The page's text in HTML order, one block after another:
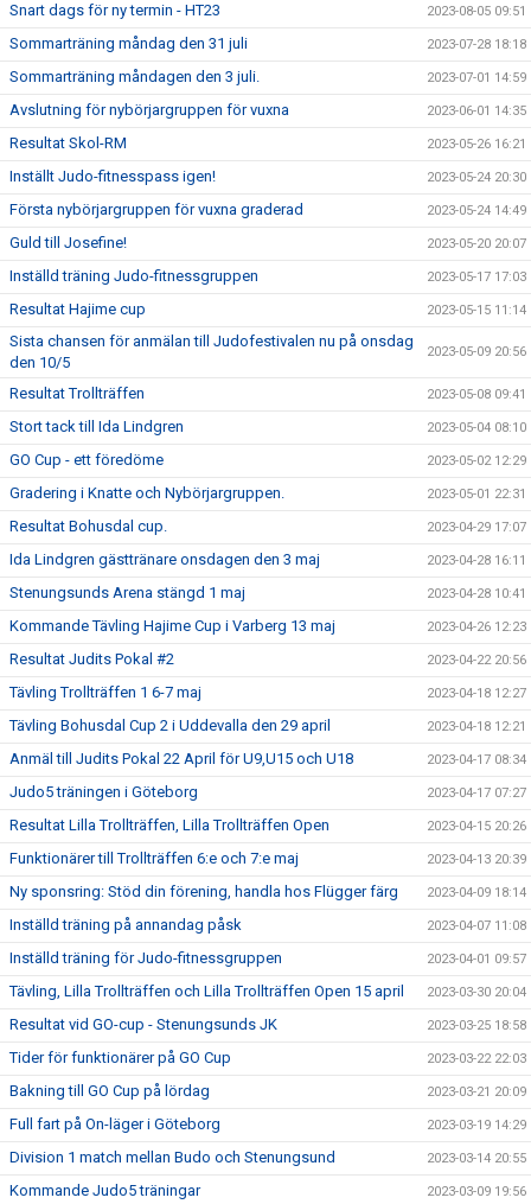
Snart dags för ny termin - HT23 2023-08-05 09:51
Sommarträning måndag den 31 juli 2023-07-28 18:18
Sommarträning måndagen den 3 juli. 2023-07-01 14:59
Avslutning för nybörjargruppen för vuxna 2023-06-01 14:35
Resultat Skol-RM 2023-05-26 16:21
Inställt Judo-fitnesspass igen! 2023-05-24 20:30
Första nybörjargruppen för vuxna graderad 2023-05-24 14:49
Guld till Josefine! 2023-05-20 20:07
Inställd träning Judo-fitnessgruppen 2023-05-17 17:03
Resultat Hajime cup 2023-05-15 11:14
Sista chansen för anmälan till Judofestivalen nu på onsdag
den 10/5
2023-05-09 20:56
Resultat Trollträffen 2023-05-08 09:41
Stort tack till Ida Lindgren 2023-05-04 08:10
GO Cup - ett föredöme 2023-05-02 12:29
Gradering i Knatte och Nybörjargruppen. 2023-05-01 22:31
Resultat Bohusdal cup. 2023-04-29 17:07
Ida Lindgren gästtränare onsdagen den 3 maj 2023-04-28 16:11
Stenungsunds Arena stängd 1 maj 2023-04-28 10:41
Kommande Tävling Hajime Cup i Varberg 13 maj 2023-04-26 12:23
Resultat Judits Pokal #2 2023-04-22 20:56
Tävling Trollträffen 1 6-7 maj 2023-04-18 12:27
Tävling Bohusdal Cup 2 i Uddevalla den 29 april 2023-04-18 12:21
Anmäl till Judits Pokal 22 April för U9,U15 och U18 2023-04-17 08:34
Judo5 träningen i Göteborg 2023-04-17 07:27
Resultat Lilla Trollträffen, Lilla Trollträffen Open 2023-04-15 20:26
Funktionärer till Trollträffen 6:e och 7:e maj 2023-04-13 20:39
Ny sponsring: Stöd din förening, handla hos Flügger färg 2023-04-09 18:14
Inställd träning på annandag påsk 2023-04-07 11:08
Inställd träning för Judo-fitnessgruppen 2023-04-01 09:57
Tävling, Lilla Trollträffen och Lilla Trollträffen Open 15 april 2023-03-30 20:04
Resultat vid GO-cup - Stenungsunds JK 2023-03-25 18:58
Tider för funktionärer på GO Cup 2023-03-22 22:03
Bakning till GO Cup på lördag 2023-03-21 20:09
Full fart på On-läger i Göteborg 2023-03-19 14:29
Division 1 match mellan Budo och Stenungsund 2023-03-14 20:55
Kommande Judo5 träningar 2023-03-09 19:56